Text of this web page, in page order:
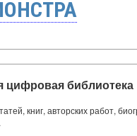
цифровая библиотека
книг, авторских работ,